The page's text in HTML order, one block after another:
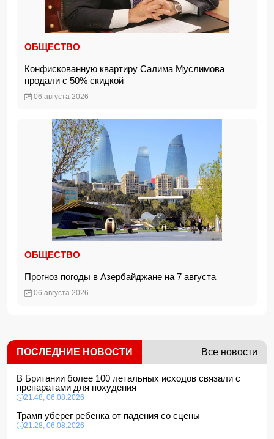
ОБЩЕСТВО
Конфискованную квартиру Салима Муслимова
продали с 50% скидкой
06 августа 2026
ОБЩЕСТВО
Прогноз погоды в Азербайджане на 7 августа
06 августа 2026
ПОСЛЕДНИЕ НОВОСТИ Все новости
В Британии более 100 летальных исходов связали с
препаратами для похудения
21:48, 06.08.2026
Трамп уберег ребенка от падения со сцены
21:28, 06.08.2026